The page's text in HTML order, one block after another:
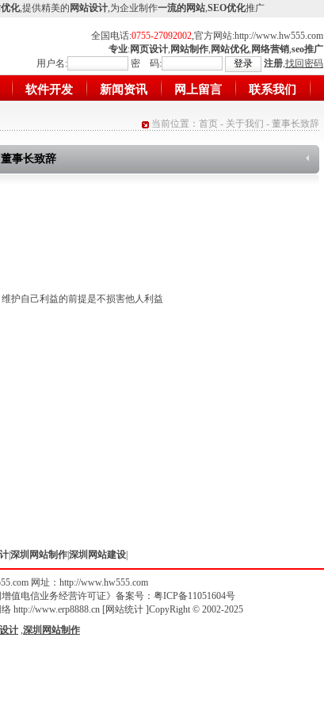
化,提供精美的 网站设计,为企业制作一流的网站,SEO优化推广
全国电话:0755-27092002,官方网站:http://www.hw555.com
专业:网页设计, 网站制作, 网站优化, 网络营销,seo推广
用户名:
密 码: 注册,找回密码
软件开发 新闻资讯 网上留言 联系我们
当前位置： 首页- 关于我们 - 董事长致辞
董事长致辞
护自己利益的前提是不损害他人利益
深圳网站制作深圳网站建设
网址： http://www.hw555.com
增值电信业务经营许可证》备案号： 粤ICP备11051604号
http://www.erp8888.cn [网站统计 ]CopyRight © 2002-2025
计 ,深圳网站制作